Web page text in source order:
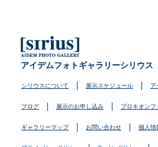
アイデムフォトギャラリーシリウス
シリウスについて 展示スケジュール ア
ブログ 展示のお申し込み プロキオンフ
ギャラリーマップ お問い合わせ 個人情